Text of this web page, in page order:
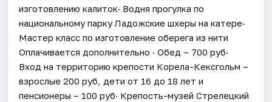
изготовлению калиток· Водня прогулка по
национальному парку Ладожские шхеры на катере·
Мастер класс по изготовление оберега из нити
Оплачивается дополнительно · Обед – 700 руб·
Вход на территорию крепости Корела-Кексгольм –
взрослые 200 руб, дети от 16 до 18 лет и
пенсионеры – 100 руб· Крепость-музей Стрелецкий